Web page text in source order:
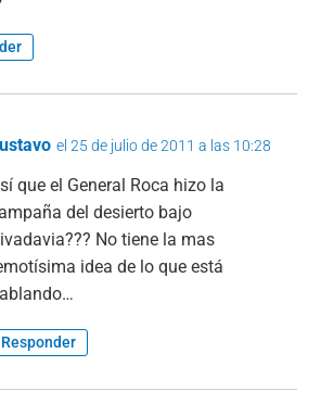
el 25 de julio de 2011 a las 10:28
que el General Roca hizo la
del desierto bajo
No tiene la mas
idea de lo que está
Responder